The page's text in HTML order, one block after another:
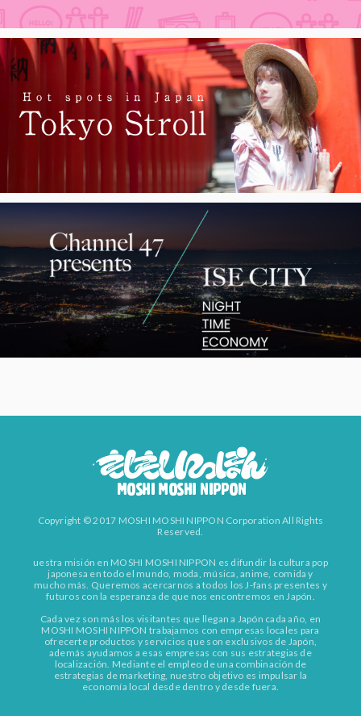
Copyright © 2017 MOSHI MOSHI NIPPON Corporation All Rights
Reserved.
uestra misión en MOSHI MOSHI NIPPON es difundir la cultura pop
japonesa en todo el mundo, moda, música, anime, comida y
mucho más. Queremos acercarnos a todos los J-fans presentes y
futuros con la esperanza de que nos encontremos en Japón.
Cada vez son más los visitantes que llegan a Japón cada año, en
MOSHI MOSHI NIPPON trabajamos con empresas locales para
ofrecerte productos y servicios que son exclusivos de Japón,
además ayudamos a esas empresas con sus estrategias de
localización. Mediante el empleo de una combinación de
estrategias de marketing, nuestro objetivo es impulsar la
economía local desde dentro y desde fuera.